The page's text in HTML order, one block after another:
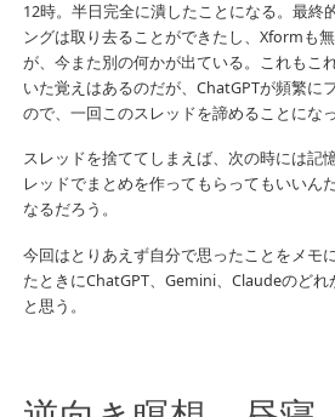
12時。半日完全に潰したことになる。最終
ングは取り去ることができたし、Xformも
が、今また別の何かが出ている。これもこ
いた覚えはあるのだが、ChatGPTが頻繁に
ので、一回このスレッドを諦めることになっ
スレッドを捨ててしまえば、次の時には記
レッドでまとめを作ってもらってもいいん
なるだろう。
今回はとりあえず自分で思ったことをメモ
たときにChatGPT、Gemini、Claudeのど
と思う。